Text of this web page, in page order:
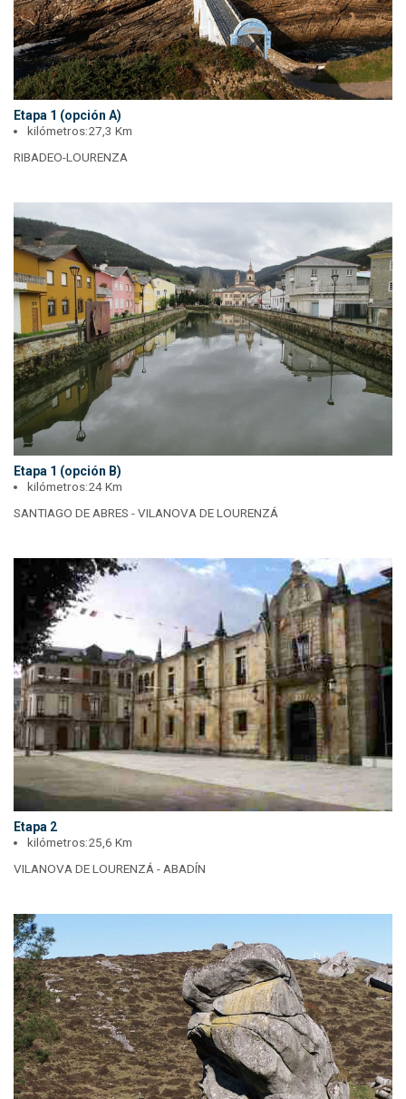
Etapa 1 (opción A)
kilómetros:27,3 Km
RIBADEO-LOURENZA
Etapa 1 (opción B)
kilómetros:24 Km
SANTIAGO DE ABRES - VILANOVA DE LOURENZÁ
Etapa 2
kilómetros:25,6 Km
VILANOVA DE LOURENZÁ - ABADÍN